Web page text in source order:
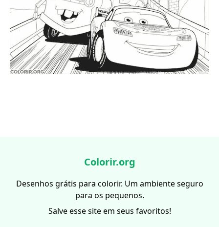
Colorir.org
Desenhos grátis para colorir. Um ambiente seguro
para os pequenos.
Salve esse site em seus favoritos!